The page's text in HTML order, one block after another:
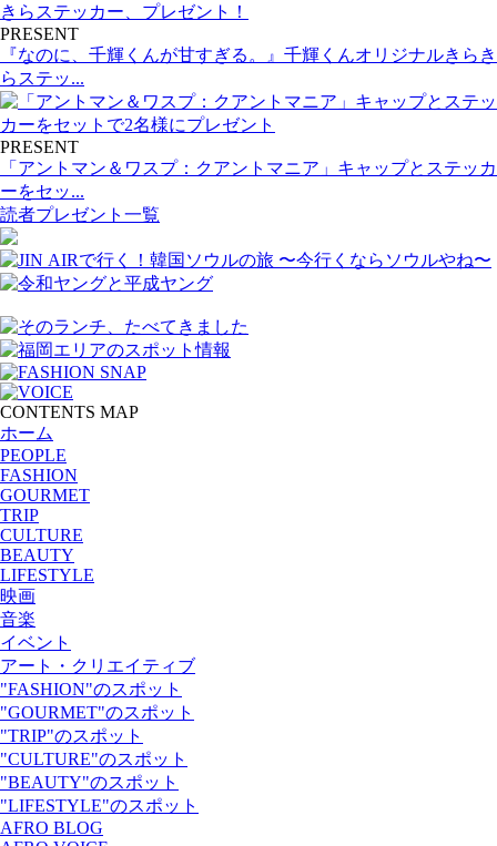
PRESENT
『なのに、千輝くんが甘すぎる。』千輝くんオリジナルきらき
らステッ...
PRESENT
「アントマン＆ワスプ：クアントマニア」キャップとステッカ
ーをセッ...
読者プレゼント一覧
CONTENTS MAP
ホーム
PEOPLE
FASHION
GOURMET
TRIP
CULTURE
BEAUTY
LIFESTYLE
映画
音楽
イベント
アート・クリエイティブ
"FASHION"のスポット
"GOURMET"のスポット
"TRIP"のスポット
"CULTURE"のスポット
"BEAUTY"のスポット
"LIFESTYLE"のスポット
AFRO BLOG